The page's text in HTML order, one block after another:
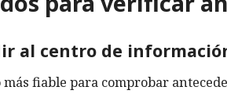
al centro de
más fiable para comprobar